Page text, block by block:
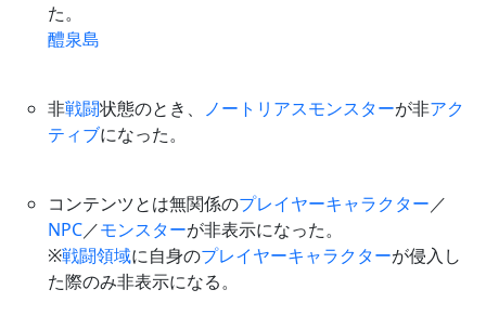
た。
醴泉島
非戦闘状態のとき、 ノートリアスモンスターが非アク
ティブになった。
コンテンツとは無関係のプレイヤーキャラクター／
NPC／モンスターが非表示になった。
※戦闘領域に自身のプレイヤーキャラクターが侵入し
た際のみ非表示になる。